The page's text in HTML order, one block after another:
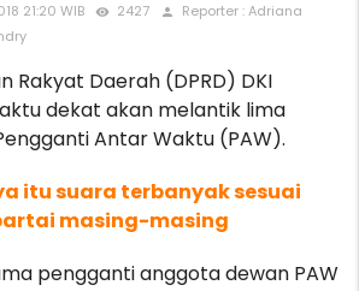
21:20 WIB remove_red_eye 2427 person
Reporter : Adriana
Rakyat Daerah (DPRD) DKI
dekat akan melantik lima
Antar Waktu (PAW).
itu suara terbanyak sesuai
masing-masing
pengganti anggota dewan PAW